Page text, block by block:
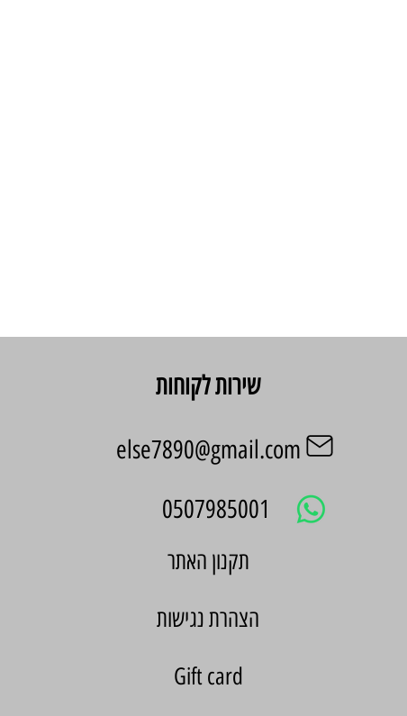
שירות לקוחות
else7890@gmail.com
0507985001
הצהרת נגישות
Gift card